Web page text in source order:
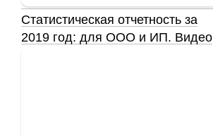
Статистическая отчетность за
2019 год: для ООО и ИП. Видео